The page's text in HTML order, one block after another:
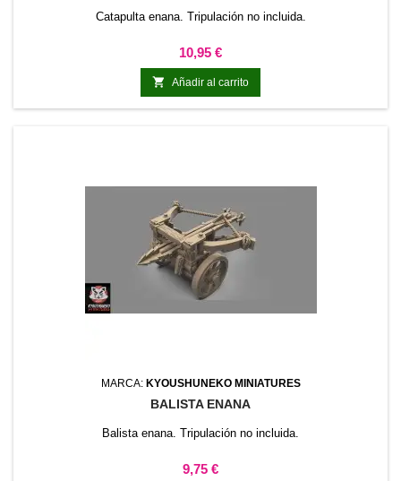
Catapulta enana. Tripulación no incluida.
Precio
10,95 €
 Añadir al carrito
MARCA: KYOUSHUNEKO MINIATURES
BALISTA ENANA
Balista enana. Tripulación no incluida.
Precio
9,75 €